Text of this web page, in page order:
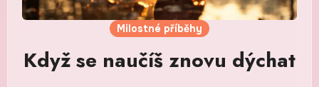
Milostné příběhy
Když se naučíš znovu dýchat